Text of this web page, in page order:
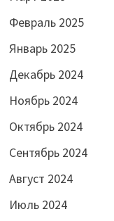
Февраль 2025
Январь 2025
Декабрь 2024
Ноябрь 2024
Октябрь 2024
Сентябрь 2024
Август 2024
Июль 2024